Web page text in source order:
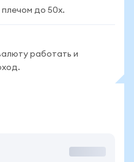
плечом до 50x.
работать и